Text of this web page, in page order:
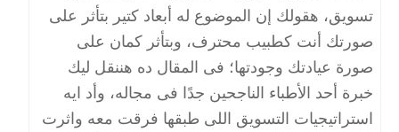
تسويق، هقولك إن الموضوع له أبعاد كتير بتأثر على
صورتك أنت كطبيب محترف، وبتأثر كمان على
صورة عيادتك وجودتها؛ فى المقال ده هننقل ليك
خبرة أحد الأطباء الناجحين جدًا فى مجاله، وأد ايه
استراتيجيات التسويق اللى طبقها فرقت معه واثرت